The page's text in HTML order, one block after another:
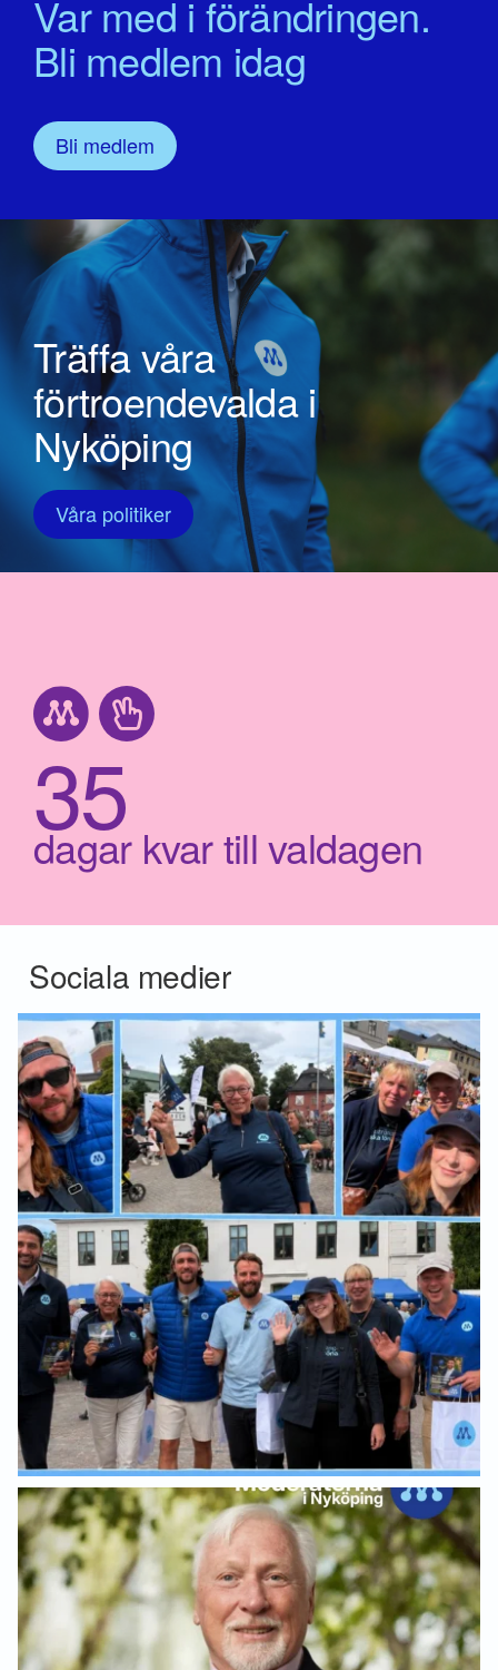
Var med i förändringen.
Bli medlem idag
Bli medlem
35
dagar kvar till valdagen
Träffa våra
förtroendevalda i
Nyköping
Våra politiker
Sociala medier